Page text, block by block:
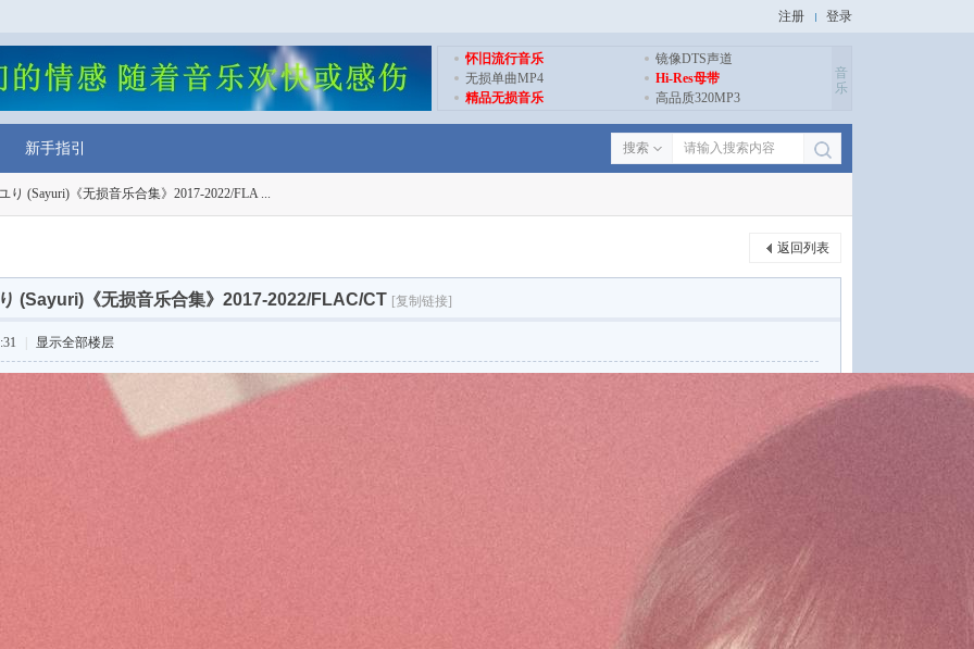
注册 登录
怀旧流行音乐
镜像DTS声道
无损单曲MP4
Hi-Res母带
精品无损音乐
高品质320MP3
音
乐
新手指引 搜索
り (Sayuri)《无损音乐合集》2017-2022/FLA ...
返回列表
(Sayuri)《无损音乐合集》2017-2022/FLAC/CT [复制链接]
显示全部楼层